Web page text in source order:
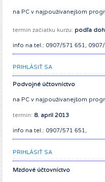
na PC v najpoužívanejšom
termín začiatku kurzu: podľa
info na tel.: 0907/571 651,
PRIHLÁSIŤ SA
Podvojné účtovníctvo
na PC v najpoužívanejšom
termín: 8. apríl 2013
info na tel.: 0907/571 651,
PRIHLÁSIŤ SA
Mzdové účtovníctvo